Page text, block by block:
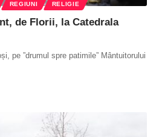
REGIUNI RELIGIE
de Florii, la Catedrala
pe ”drumul spre patimile” Mântuitorului